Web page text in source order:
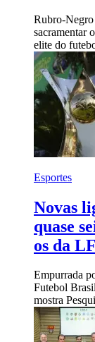
Rubro-Negro
sacramentar
elite do
Esportes
Novas
quase
os da
Empurrada
Futebol
mostra